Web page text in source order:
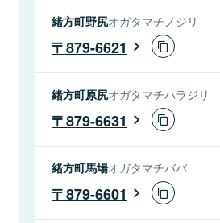
緒方町野尻オガタマチノジリ
879-6621
緒方町原尻オガタマチハラジリ
879-6631
緒方町馬場オガタマチババ
879-6601